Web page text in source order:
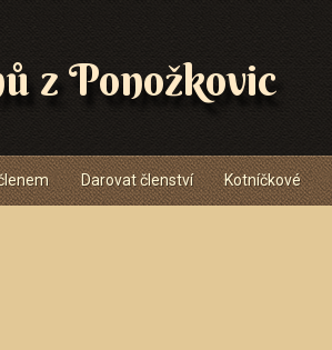
z Ponožkovic
Darovat členství Kotníčkové